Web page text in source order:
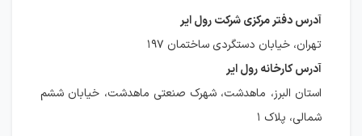
آدرس دفتر مرکزی شرکت رول ایر
تهران، خیابان دستگردی ساختمان ۱۹۷
آدرس کارخانه رول ایر
استان البرز، ماهدشت، شهرک صنعتی ماهدشت، خیابان ششم
شمالی، پلاک ۱